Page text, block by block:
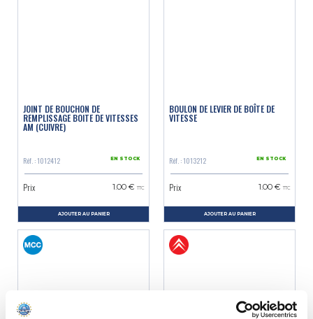
JOINT DE BOUCHON DE
REMPLISSAGE BOITE DE VITESSES
AM (CUIVRE)
Réf. : 1012412 EN STOCK
Prix 1.00 € TTC
AJOUTER AU PANIER
BOULON DE LEVIER DE BOÎTE DE
VITESSE
Réf. : 1013212 EN STOCK
Prix 1.00 € TTC
AJOUTER AU PANIER